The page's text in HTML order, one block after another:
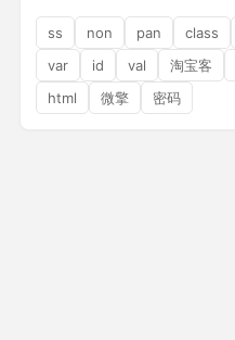
ss non pan class
var
id val 淘宝客
html
微擎 密码